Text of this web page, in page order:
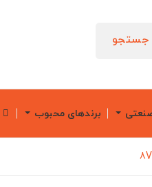
جستجو
برندهای محبوب